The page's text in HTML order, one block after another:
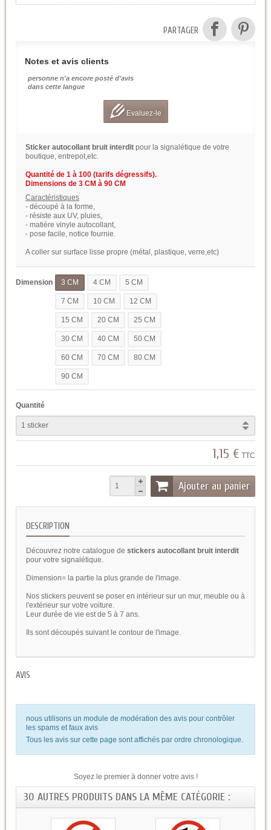
PARTAGER
Notes et avis clients
personne n'a encore posté d'avis
dans cette langue
Evaluez-le
Sticker autocollant bruit interdit pour la signalétique de votre
boutique, entrepot,etc.
Quantité de 1 à 100 (tarifs dégressifs).
Dimensions de 3 CM à 90 CM
Caractéristiques
- découpé à la forme,
- résiste aux UV, pluies,
- matière vinyle autocollant,
- pose facile, notice fournie.
A coller sur surface lisse propre (métal, plastique, verre,etc)
Dimension 3 CM 4 CM 5 CM
7 CM 10 CM 12 CM
15 CM 20 CM 25 CM
30 CM 40 CM 50 CM
60 CM 70 CM 80 CM
90 CM
Quantité
1,15 € TTC
Ajouter au panier
DESCRIPTION
Découvrez notre catalogue de stickers autocollant bruit interdit
pour votre signalétique.
Dimension= la partie la plus grande de l'image.
Nos stickers peuvent se poser en intérieur sur un mur, meuble ou à
l'extérieur sur votre voiture.
Leur durée de vie est de 5 à 7 ans.
Ils sont découpés suivant le contour de l'image.
AVIS
nous utilisons un module de modération des avis pour contrôler
les spams et faux avis
Tous les avis sur cette page sont affichés par ordre chronologique.
Soyez le premier à donner votre avis !
30 AUTRES PRODUITS DANS LA MÊME CATÉGORIE :